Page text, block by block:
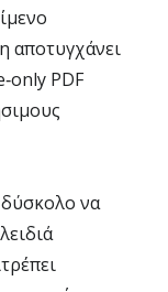
αποτυγχάνει
PDF
δύσκολο να